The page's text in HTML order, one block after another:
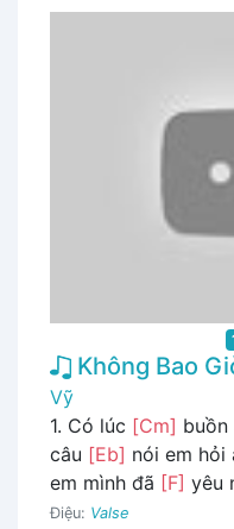
Không Bao
Vỹ
1. Có lúc [Cm] buồn
câu [Eb] nói em hỏi
em mình đã [F] yêu
Điệu: Valse